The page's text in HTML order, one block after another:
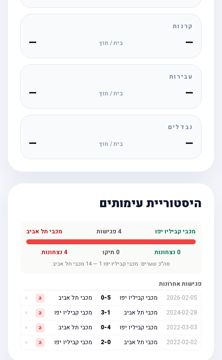
קרנות
— בית / חוץ —
עבירות
— בית / חוץ —
נבדלים
— בית / חוץ —
היסטוריית עימותים
מכבי קביליו יפו פגישות מכבי תל אביב
נצחונות תיקו נצחונות
סה"כ שערים:מכבי קביליו יפו 1
—
14 מכבי תל אביב
פגישות אחרונות
2026-02-05
מכבי קביליו יפו 0- מכבי תל אביב
2024-02-28
מכבי תל אביב 3 מכבי קביליו יפו
2022-03-03
מכבי קביליו יפו 0- מכבי תל אביב
2022-02-02
מכבי תל אביב 2- מכבי קביליו יפו